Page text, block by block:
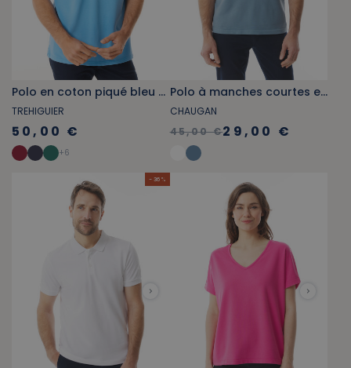
Polo en coton piqué bleu ciel
TREHIGUIER
50,00 €
+6
Polo à manches courtes en coton biologique bleu provençal
CHAUGAN
45,00 €29,00 €
- 36 %